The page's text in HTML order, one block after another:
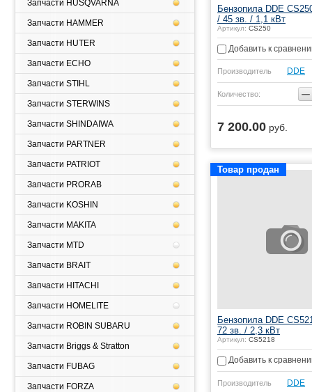
Бензопила DDE
/ 45 зв. / 1,1 кВт
Артикул: CS250
Добавить к
Производитель DDE
Количество: −
7 200.00 руб.
Товар продан
Бензопила DDE
72 зв. / 2,3 кВт
Артикул: CS5218
Добавить к
Производитель DDE
Запчасти HUSQVARNA
Запчасти HAMMER
Запчасти HUTER
Запчасти ECHO
Запчасти STIHL
Запчасти STERWINS
Запчасти SHINDAIWA
Запчасти PARTNER
Запчасти PATRIOT
Запчасти PRORAB
Запчасти KOSHIN
Запчасти MAKITA
Запчасти MTD
Запчасти BRAIT
Запчасти HITACHI
Запчасти HOMELITE
Запчасти ROBIN SUBARU
Запчасти Briggs & Stratton
Запчасти FUBAG
Запчасти FORZA